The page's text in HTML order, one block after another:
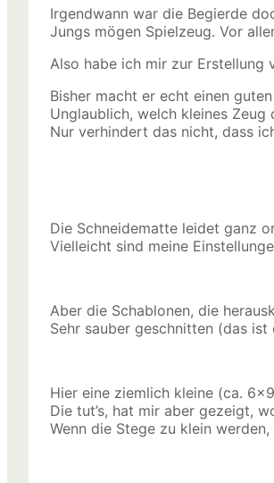
Irgendwann war die Begierde
Jungs mögen Spielzeug. Vor
Also habe ich mir zur Erstellung
Bisher macht er echt einen
Unglaublich, welch kleines
Nur verhindert das nicht, dass
Die Schneidematte leidet ganz
Vielleicht sind meine
Aber die Schablonen, die
Sehr sauber geschnitten (das
Hier eine ziemlich kleine (ca.
Die tut’s, hat mir aber gezeigt,
Wenn die Stege zu klein